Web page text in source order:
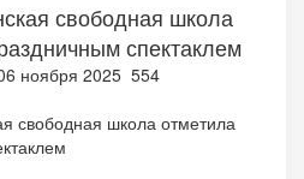
свободная школа
спектаклем
ноября 2025 554